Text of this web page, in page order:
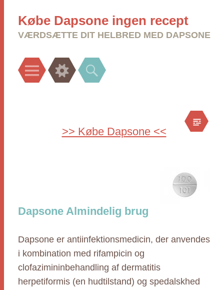
Købe Dapsone ingen recept
VÆRDSÆTTE DIT HELBRED MED DAPSONE
Menu Widgets Search
>> Købe Dapsone <<
Dapsone Almindelig brug
Dapsone er antiinfektionsmedicin, der anvendes
i kombination med rifampicin og
clofazimininbehandling af dermatitis
herpetiformis (en hudtilstand) og spedalskhed